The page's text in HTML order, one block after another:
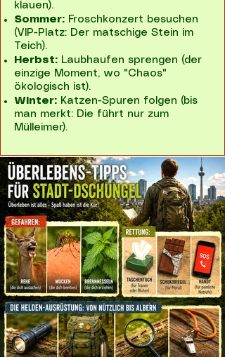
klauen).
Sommer: Froschkonzert besuchen
(VIP-Platz: Der matschige Stein im
Teich).
Herbst: Laubhaufen sprengen (der
einzige Moment, wo "Chaos"
ökologisch ist).
Winter: Katzen-Spuren folgen (bis
man merkt: Die führt nur zum
Mülleimer).